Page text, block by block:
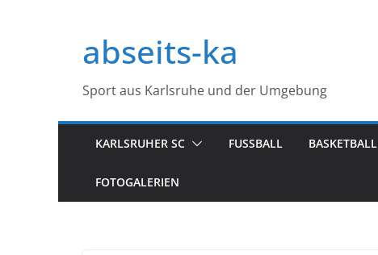
springenabseits-ka
Sport aus Karlsruhe und der Umgebung
KARLSRUHER SC FUSSBALL BASKETBALL
FOTOGALERIEN